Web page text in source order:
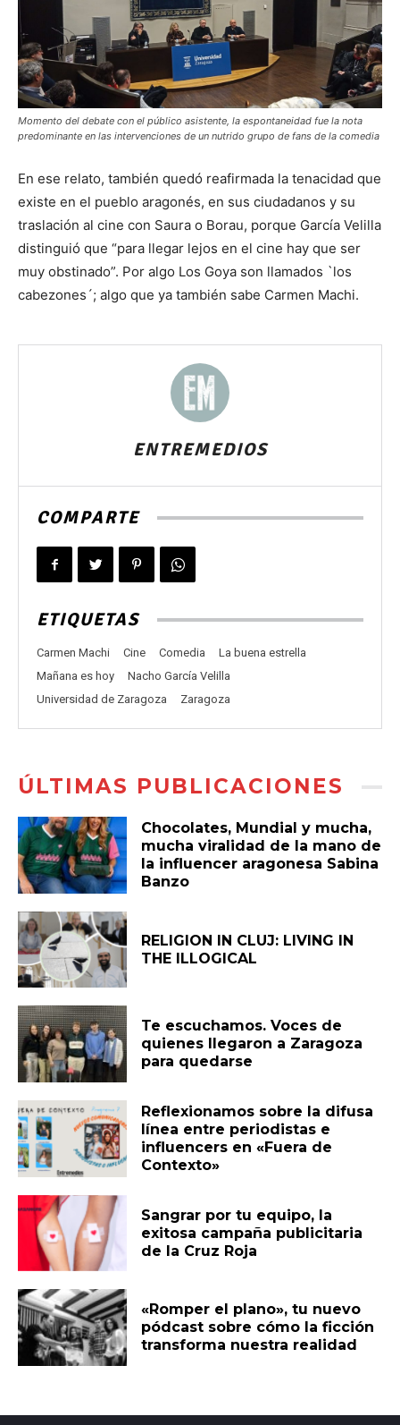
Momento del debate con el público asistente, la espontaneidad fue la nota
predominante en las intervenciones de un nutrido grupo de fans de la comedia
En ese relato, también quedó reafirmada la tenacidad que
existe en el pueblo aragonés, en sus ciudadanos y su
traslación al cine con Saura o Borau, porque García Velilla
distinguió que “para llegar lejos en el cine hay que ser
muy obstinado”. Por algo Los Goya son llamados `los
cabezones´; algo que ya también sabe Carmen Machi.
ENTREMEDIOS
COMPARTE
ETIQUETAS
Carmen Machi Cine Comedia
La buena estrella
Mañana es hoy
Nacho García Velilla
Universidad de Zaragoza
Zaragoza
ÚLTIMAS PUBLICACIONES
Chocolates, Mundial y mucha,
mucha viralidad de la mano de
la influencer aragonesa Sabina
Banzo
RELIGION IN CLUJ: LIVING IN
THE ILLOGICAL
Te escuchamos. Voces de
quienes llegaron a Zaragoza
para quedarse
Reflexionamos sobre la difusa
línea entre periodistas e
influencers en «Fuera de
Contexto»
Sangrar por tu equipo, la
exitosa campaña publicitaria
de la Cruz Roja
«Romper el plano», tu nuevo
pódcast sobre cómo la ficción
transforma nuestra realidad